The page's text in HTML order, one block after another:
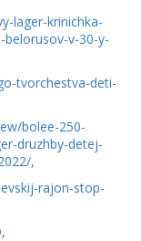
lager-krinichka-
v-30-y-
tvorchestva-deti-
bolee-250-
druzhby-detej-
,
rajon-stop-
,